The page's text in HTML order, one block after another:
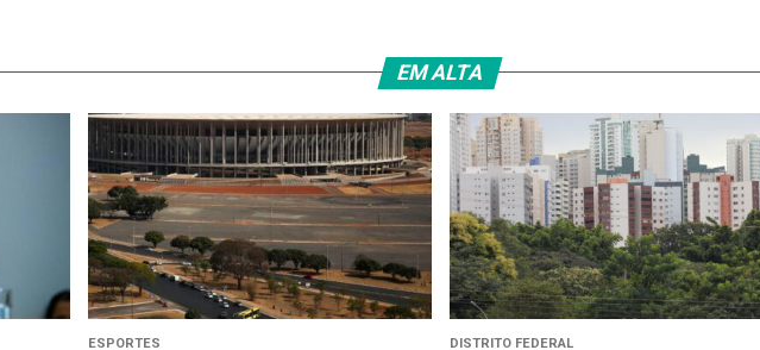
EM ALTA
ESPORTES DISTRITO FEDERAL